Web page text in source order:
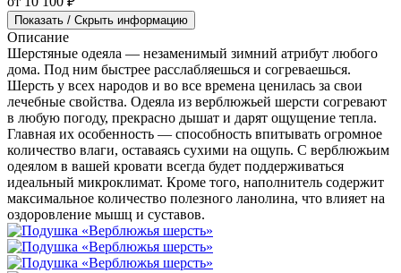
Описание
Наматрасник-перина из 100% хлопковой ткани с
гипоаллергенным наполнителем. Обработан ионами серебра.
Лёгкий, приятный к телу, защищает матрас и делает постель
мягче. Есть во всех размерах.
Одеяло «Верблюжья шерсть»
Доставка:
от 3-х рабочих дней
от 10 100 ₽
Описание
Шерстяные одеяла — незаменимый зимний атрибут любого
дома. Под ним быстрее расслабляешься и согреваешься.